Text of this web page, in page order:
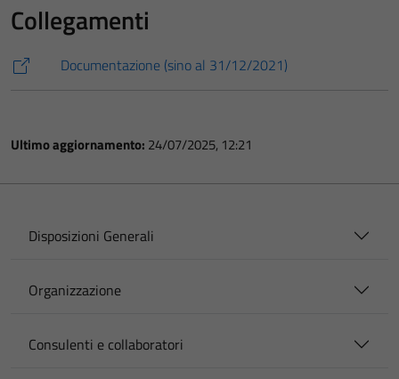
Collegamenti
Documentazione (sino al 31/12/2021)
Ultimo aggiornamento: 24/07/2025, 12:21
Disposizioni Generali
Organizzazione
Consulenti e collaboratori